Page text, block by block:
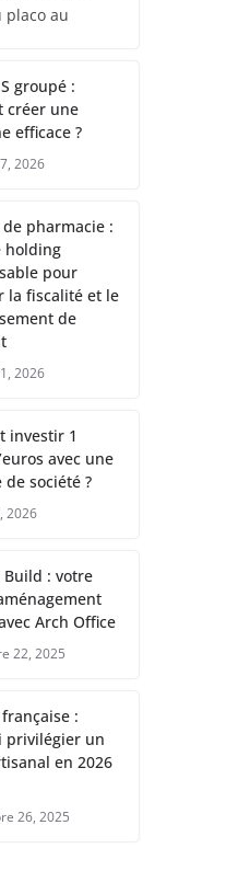
placo au
groupé :
créer une
efficace ?
2026
de pharmacie :
holding
pour
la fiscalité et le
de
2026
investir 1
avec une
société ?
2026
Build : votre
Arch Office
22, 2025
:
privilégier un
en 2026
26, 2025